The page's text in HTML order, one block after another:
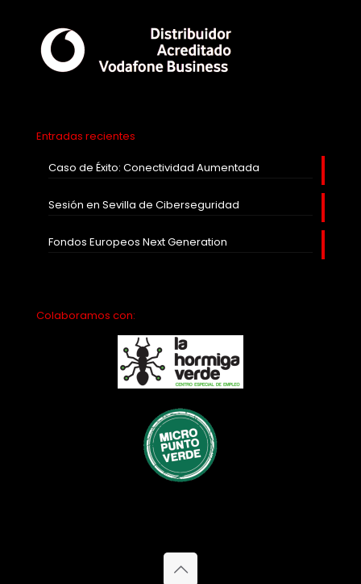
Entradas recientes
Caso de Éxito: Conectividad Aumentada
Sesión en Sevilla de Ciberseguridad
Fondos Europeos Next Generation
Colaboramos con: